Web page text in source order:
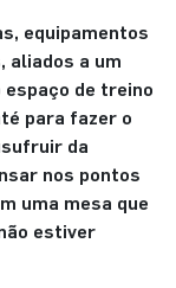
equipamentos
a um
de treino
para fazer o
da
nos pontos
uma mesa que
estiver